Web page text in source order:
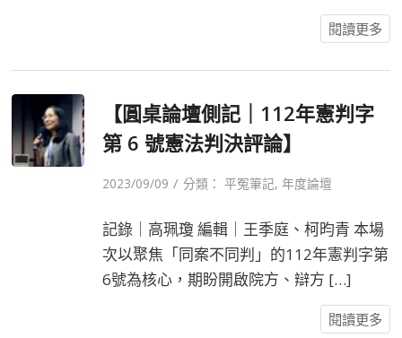
閱讀更多
【圓桌論壇側記｜112年憲判字
第 6 號憲法判決評論】
2023/09/09 / 分類：平冤筆記,年度論壇
記錄｜高珮瓊 編輯｜王季庭、柯昀青 本場
次以聚焦「同案不同判」的112年憲判字第
6號為核心，期盼開啟院方、辯方 […]
閱讀更多